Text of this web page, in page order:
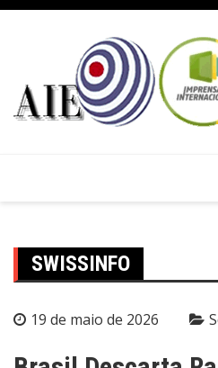
SWISSINFO
19 de maio de 2026